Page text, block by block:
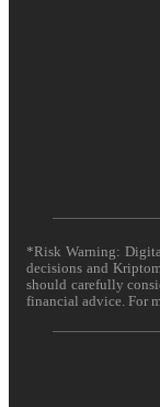
*Risk Warning:
decisions and
should carefully
financial advice. For